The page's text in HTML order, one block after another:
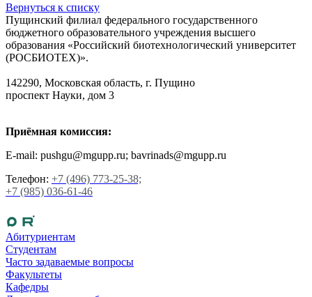
Вернуться к списку
Пущинский филиал федерального государственного
бюджетного образовательного учреждения высшего
образования «Российский биотехнологический университет
(РОСБИОТЕХ)».
142290, Московская область, г. Пущино
проспект Науки, дом 3
Приёмная комиссия:
E-mail: pushgu@mgupp.ru; bavrinads@mgupp.ru
Телефон: +7 (496) 773-25-38;
+7 (985) 036-61-46
Абитуриентам
Студентам
Часто задаваемые вопросы
Факультеты
Кафедры